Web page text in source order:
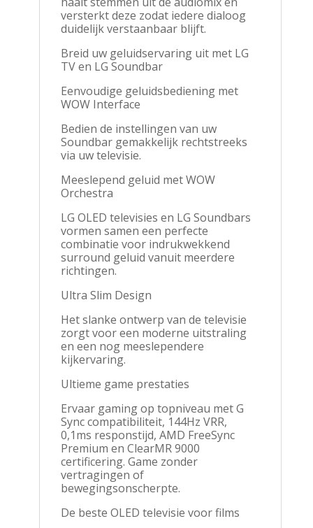
versterkt deze zodat iedere dialoog
duidelijk verstaanbaar blijft.
Breid uw geluidservaring uit met LG
TV en LG Soundbar
Eenvoudige geluidsbediening met
WOW Interface
Bedien de instellingen van uw
Soundbar gemakkelijk rechtstreeks
via uw televisie.
Meeslepend geluid met WOW
Orchestra
LG OLED televisies en LG Soundbars
vormen samen een perfecte
combinatie voor indrukwekkend
surround geluid vanuit meerdere
richtingen.
Ultra Slim Design
Het slanke ontwerp van de televisie
zorgt voor een moderne uitstraling
en een nog meeslependere
kijkervaring.
Ultieme game prestaties
Ervaar gaming op topniveau met G
Sync compatibiliteit, 144Hz VRR,
0,1ms responstijd, AMD FreeSync
Premium en ClearMR 9000
certificering. Game zonder
vertragingen of
bewegingsonscherpte.
De beste OLED televisie voor films